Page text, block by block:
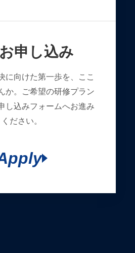
申し込み
に向けた第一歩を、ここ
か。ご希望の研修プラン
し込みフォームへお進み
ください。